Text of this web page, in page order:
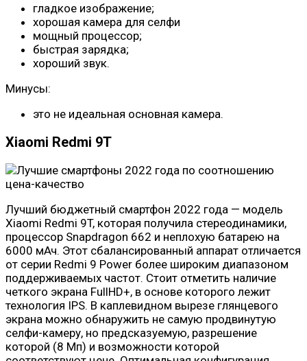
гладкое изображение;
хорошая камера для селфи
мощный процессор;
быстрая зарядка;
хороший звук.
Минусы:
это не идеальная основная камера.
Xiaomi Redmi 9T
Лучший бюджетный смартфон 2022 года — модель
Xiaomi Redmi 9T, которая получила стереодинамики,
процессор Snapdragon 662 и неплохую батарею на
6000 мАч. Этот сбалансированный аппарат отличается
от серии Redmi 9 Power более широким диапазоном
поддерживаемых частот. Стоит отметить наличие
четкого экрана FullHD+, в основе которого лежит
технология IPS. В каплевидном вырезе глянцевого
экрана можно обнаружить не самую продвинутую
селфи-камеру, но предсказуемую, разрешение
которой (8 Мп) и возможности которой